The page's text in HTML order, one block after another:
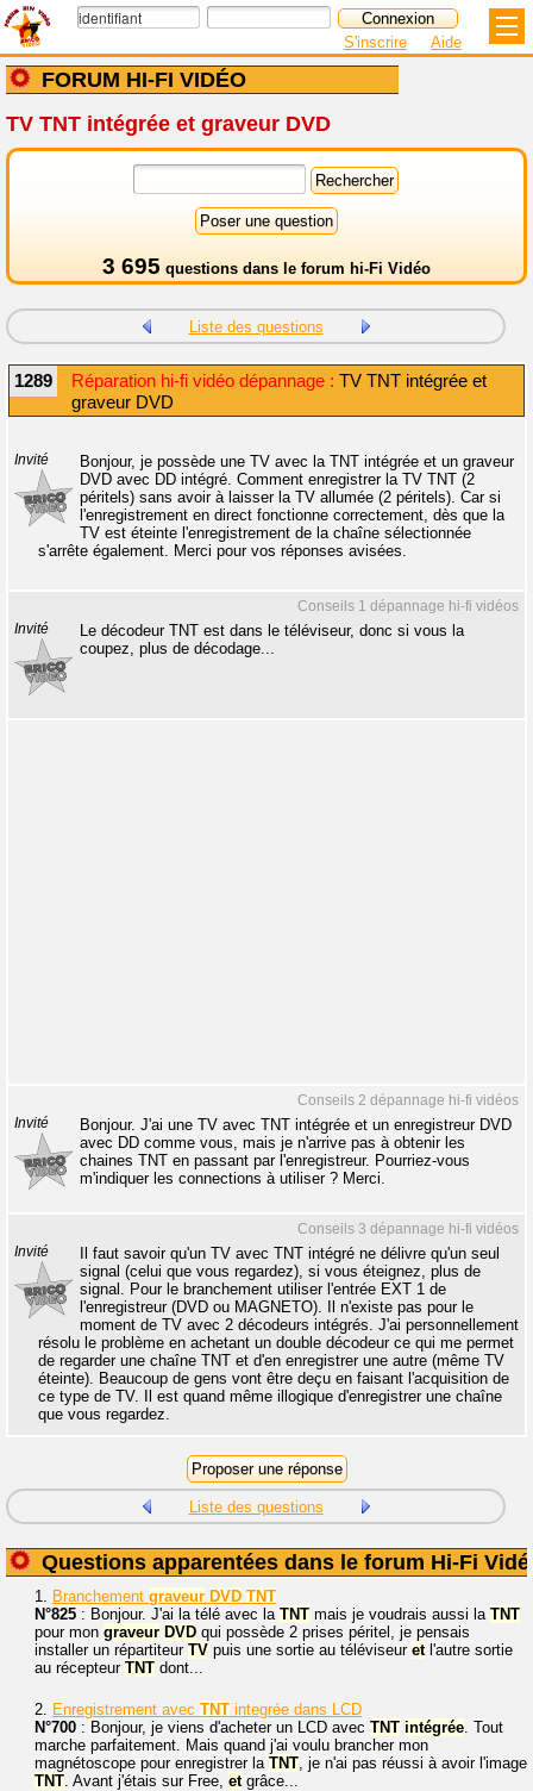
FORUM HI-FI VIDÉO
S'inscrire Aide
TV TNT intégrée et graveur DVD
3 695 questions dans le forum hi-Fi Vidéo
Liste des questions
1289 Réparation hi-fi vidéo dépannage : TV TNT intégrée et
graveur DVD
Invité
Bonjour, je possède une TV avec la TNT intégrée et un graveur
DVD avec DD intégré. Comment enregistrer la TV TNT (2
péritels) sans avoir à laisser la TV allumée (2 péritels). Car si
l'enregistrement en direct fonctionne correctement, dès que la
TV est éteinte l'enregistrement de la chaîne sélectionnée
s'arrête également. Merci pour vos réponses avisées.
Conseils 1 dépannage hi-fi vidéos
Invité
Le décodeur TNT est dans le téléviseur, donc si vous la
coupez, plus de décodage...
Conseils 2 dépannage hi-fi vidéos
Invité
Bonjour. J'ai une TV avec TNT intégrée et un enregistreur DVD
avec DD comme vous, mais je n'arrive pas à obtenir les
chaines TNT en passant par l'enregistreur. Pourriez-vous
m'indiquer les connections à utiliser ? Merci.
Conseils 3 dépannage hi-fi vidéos
Invité
Il faut savoir qu'un TV avec TNT intégré ne délivre qu'un seul
signal (celui que vous regardez), si vous éteignez, plus de
signal. Pour le branchement utiliser l'entrée EXT 1 de
l'enregistreur (DVD ou MAGNETO). Il n'existe pas pour le
moment de TV avec 2 décodeurs intégrés. J'ai personnellement
résolu le problème en achetant un double décodeur ce qui me permet
de regarder une chaîne TNT et d'en enregistrer une autre (même TV
éteinte). Beaucoup de gens vont être deçu en faisant l'acquisition de
ce type de TV. Il est quand même illogique d'enregistrer une chaîne
que vous regardez.
Liste des questions
Questions apparentées dans le forum Hi-Fi
1. Branchement graveur DVD TNT
N°825 : Bonjour. J'ai la télé avec la TNT mais je voudrais aussi la TNT
pour mon graveur DVD qui possède 2 prises péritel, je pensais
installer un répartiteur TV puis une sortie au téléviseur etl'autre sortie
au récepteur TNT dont...
2. Enregistrement avec TNT integrée dans LCD
N°700 : Bonjour, je viens d'acheter un LCD avec TNT intégrée. Tout
marche parfaitement. Mais quand j'ai voulu brancher mon
magnétoscope pour enregistrer la TNT, je n'ai pas réussi à avoir l'image
TNT. Avant j'étais sur Free, etgrâce...